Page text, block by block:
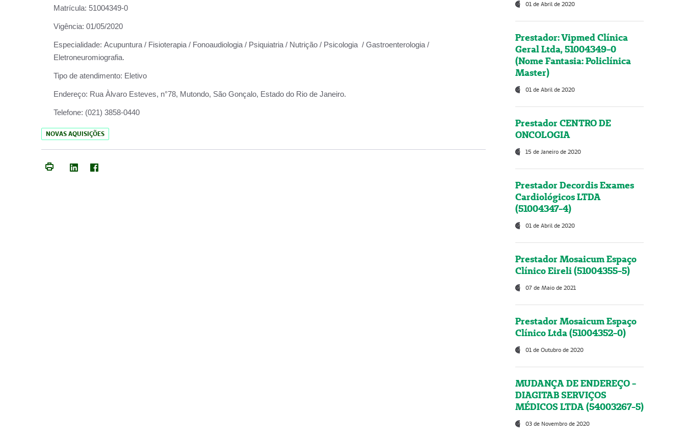
Matrícula: 51004349-0
Vigência: 01/05/2020
Especialidade: Acupuntura / Fisioterapia / Fonoaudiologia / Psiquiatria / Nutrição / Psicologia / Gastroenterologia /
Eletroneuromiografia.
Tipo de atendimento: Eletivo
Endereço: Rua Àlvaro Esteves, n°78, Mutondo, São Gonçalo, Estado do Rio de Janeiro.
Telefone: (021) 3858-0440
NOVAS AQUISIÇÕES
01 de Abril de 2020
Prestador: Vipmed Clínica
Geral Ltda, 51004349-0
(Nome Fantasia: Policlínica
Master)
01 de Abril de 2020
Prestador CENTRO DE
ONCOLOGIA
15 de Janeiro de 2020
Prestador Decordis Exames
Cardiológicos LTDA
(51004347-4)
01 de Abril de 2020
Prestador Mosaicum Espaço
Clínico Eireli (51004355-5)
07 de Maio de 2021
Prestador Mosaicum Espaço
Clínico Ltda (51004352-0)
01 de Outubro de 2020
MUDANÇA DE ENDEREÇO -
DIAGITAB SERVIÇOS
MÉDICOS LTDA (54003267-5)
03 de Novembro de 2020